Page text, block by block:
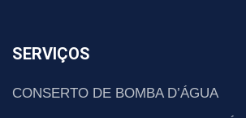
SERVIÇOS
CONSERTO DE BOMBA D’ÁGUA